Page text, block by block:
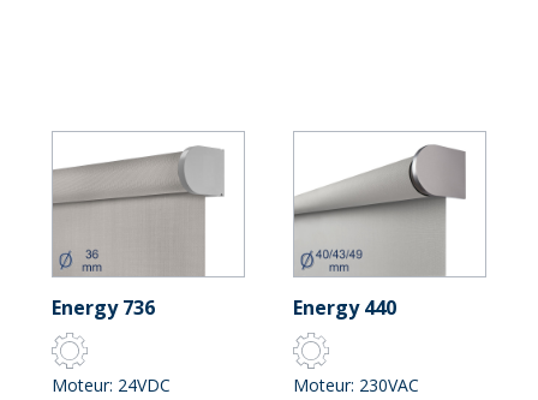
Energy 736
Moteur: 24VDC
Energy 440
Moteur: 230VAC